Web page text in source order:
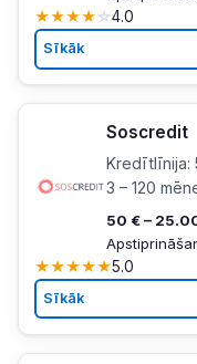
★★★★☆4.0
Sīkāk
Soscredit
Kredītlīnija:
3 – 120
50 € –
★★★★★5.0
Sīkāk